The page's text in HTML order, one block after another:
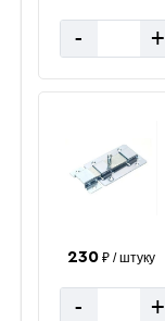
- +
230 ₽ / штуку
- +